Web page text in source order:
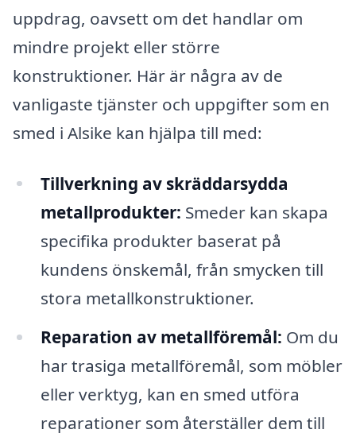
uppdrag, oavsett om det handlar om
mindre projekt eller större
konstruktioner. Här är några av de
vanligaste tjänster och uppgifter som en
smed i Alsike kan hjälpa till med:
Tillverkning av skräddarsydda
metallprodukter: Smeder kan skapa
specifika produkter baserat på
kundens önskemål, från smycken till
stora metallkonstruktioner.
Reparation av metallföremål: Om du
har trasiga metallföremål, som möbler
eller verktyg, kan en smed utföra
reparationer som återställer dem till